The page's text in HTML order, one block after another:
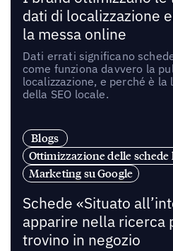
dati di localizzazione
la messa online
Dati errati significano
come funziona davvero la
localizzazione, e perché è
della SEO locale.
Blogs
Ottimizzazione delle schede
Marketing su Google
Schede «Situato
apparire nella ricerca
trovino in negozio